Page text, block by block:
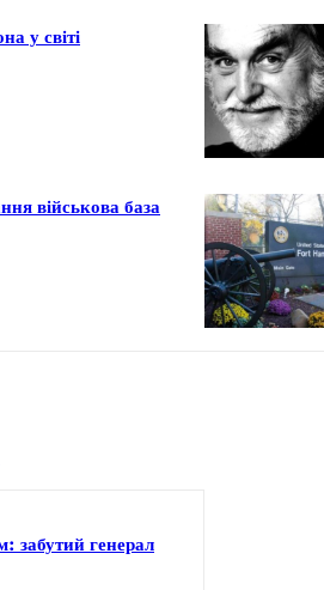
у світі
військова база
забутий генерал